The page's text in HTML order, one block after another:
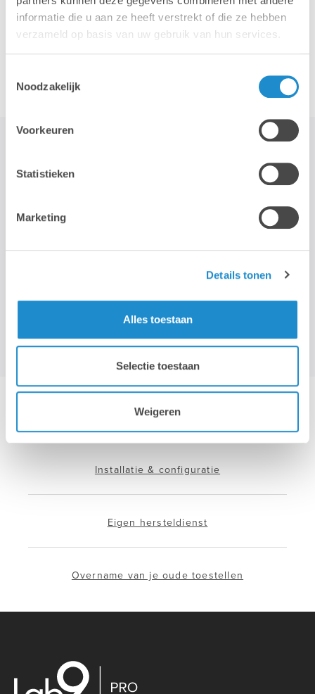
informatie die u aan ze heeft verstrekt of die ze hebben
verzameld op basis van uw gebruik van hun services.
Noodzakelijk
Voorkeuren
Statistieken
Marketing
Details tonen
Alles toestaan
Selectie toestaan
Weigeren
Wij gebruiken je e-mailadres enkel om onze maandelijkse
derden, en houden het bij zolang je je niet uitschrijft.
Hotline & remote support
Installatie & configuratie
Eigen hersteldienst
Overname van je oude toestellen